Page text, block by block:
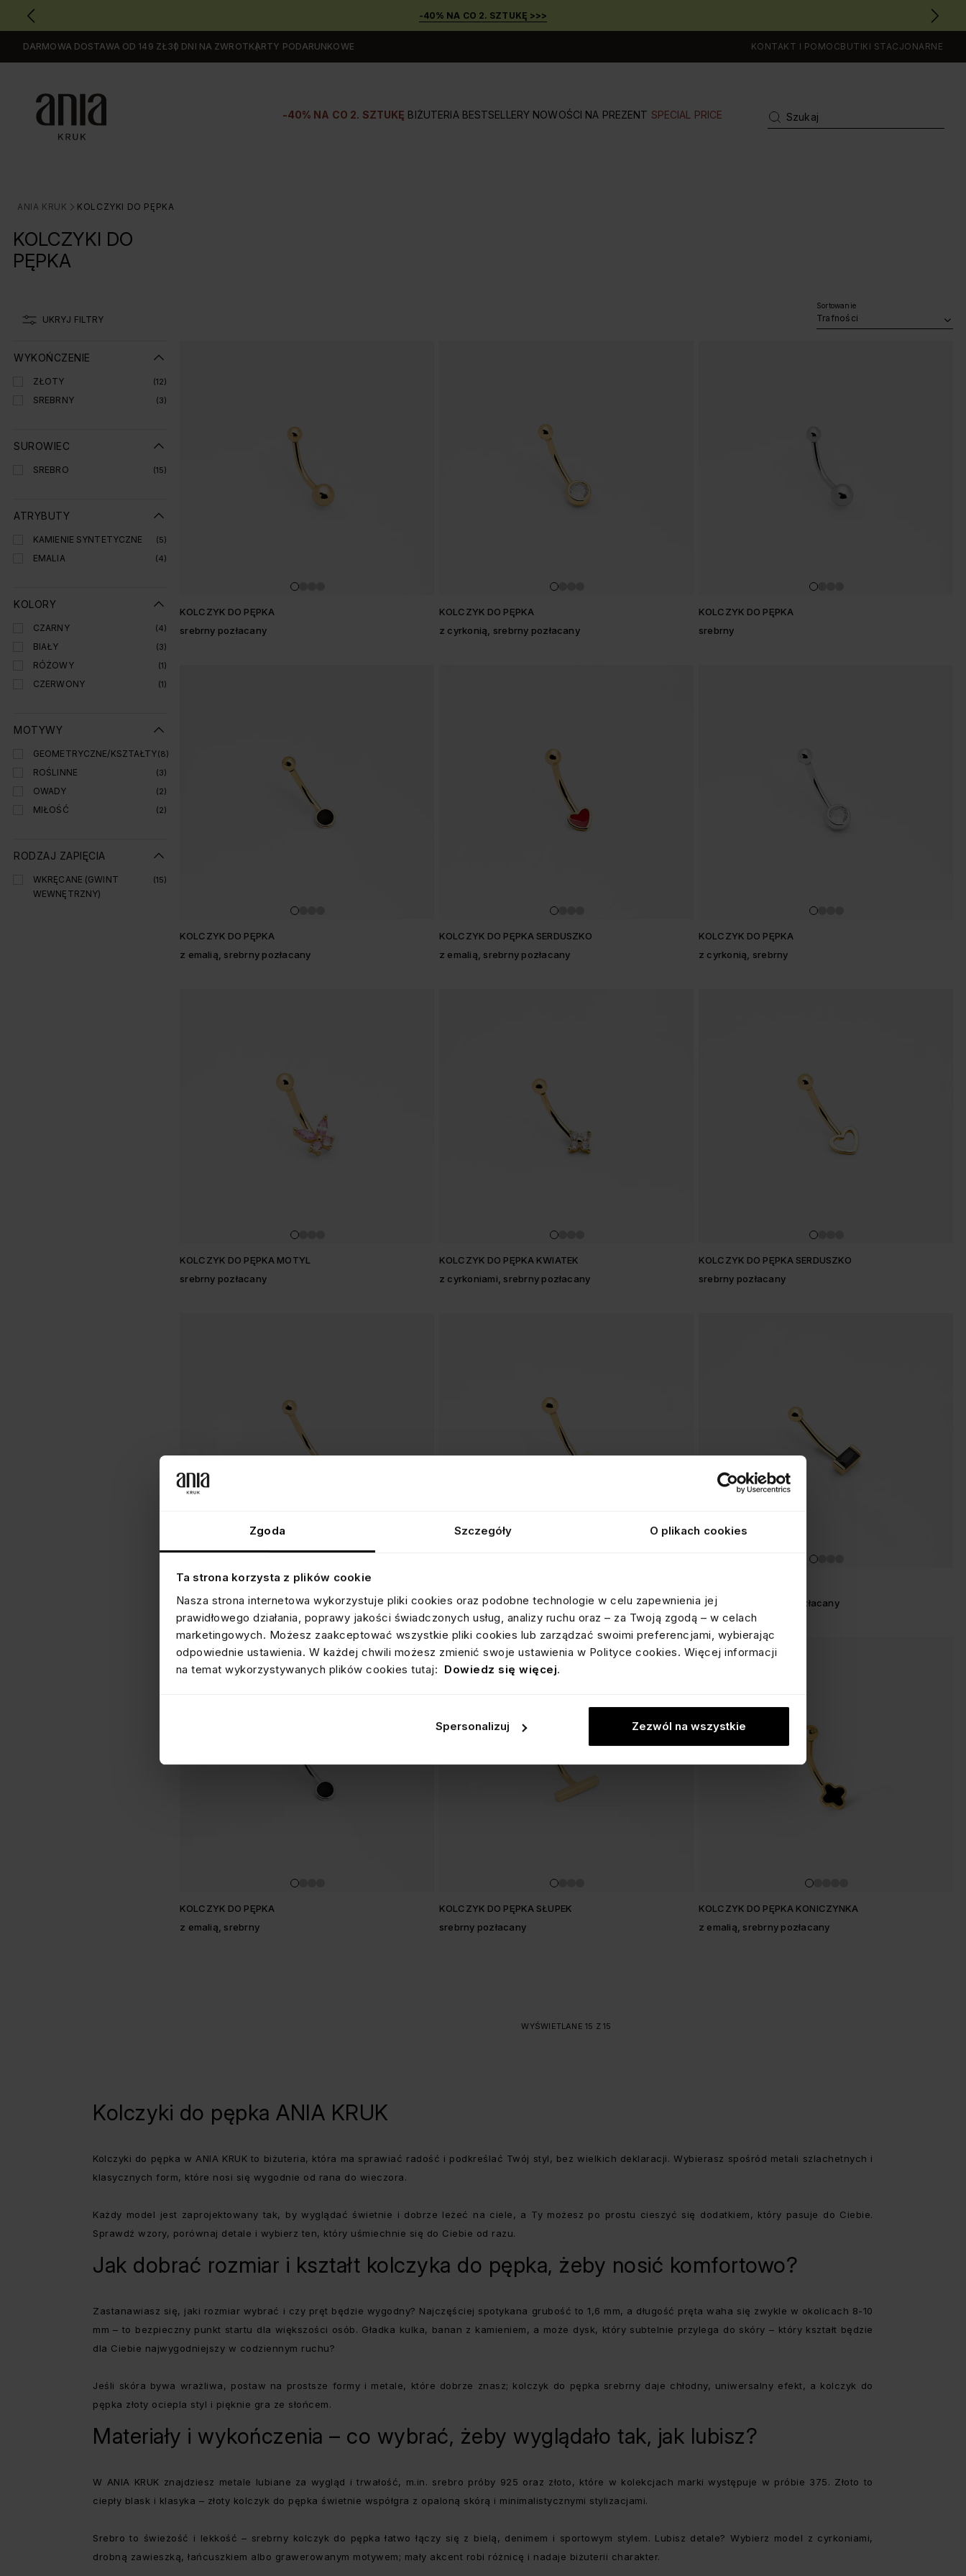
Zgoda Szczegóły O plikach cookies
Ta strona korzysta z plików cookie
Nasza strona internetowa wykorzystuje pliki cookies oraz podobne technologie w celu zapewnienia jej
prawidłowego działania, poprawy jakości świadczonych usług, analizy ruchu oraz – za Twoją zgodą – w celach
marketingowych. Możesz zaakceptować wszystkie pliki cookies lub zarządzać swoimi preferencjami, wybierając
odpowiednie ustawienia. W każdej chwili możesz zmienić swoje ustawienia w Polityce cookies. Więcej informacji
na temat wykorzystywanych plików cookies tutaj: Dowiedz się więcej.
Spersonalizuj Zezwól na wszystkie
GŁÓWNEJ
ZAWARTOŚCI
FILTRÓW
-40% NA CO 2. SZTUKĘ >>>
DARMOWA DOSTAWA OD 149 ZŁ30 DNI NA ZWROTKARTY PODARUNKOWE KONTAKT I POMOCBUTIKI STACJONARNE
-40% NA CO 2. SZTUKĘ BIŻUTERIA BESTSELLERY NOWOŚCI NA PREZENT SPECIAL PRICE
ANIA KRUK
>
KOLCZYKI DO PĘPKA
KOLCZYKI DO
PĘPKA
Sortowanie
Trafności
UKRYJ FILTRY
WYKOŃCZENIE
ZŁOTY (12)
SREBRNY (3)
SUROWIEC
SREBRO (15)
ATRYBUTY
KAMIENIE SYNTETYCZNE (5)
EMALIA (4)
KOLORY
CZARNY (4)
BIAŁY (3)
RÓŻOWY (1)
CZERWONY (1)
MOTYWY
GEOMETRYCZNE/KSZTAŁTY(8)
ROŚLINNE (3)
OWADY (2)
MIŁOŚĆ (2)
RODZAJ ZAPIĘCIA
WKRĘCANE (GWINT
WEWNĘTRZNY)
(15)
KOLCZYK DO PĘPKA
srebrny pozłacany
KOLCZYK DO PĘPKA
z cyrkonią, srebrny pozłacany
KOLCZYK DO PĘPKA
srebrny
KOLCZYK DO PĘPKA
z emalią, srebrny pozłacany
KOLCZYK DO PĘPKA SERDUSZKO
z emalią, srebrny pozłacany
KOLCZYK DO PĘPKA
z cyrkonią, srebrny
KOLCZYK DO PĘPKA MOTYL
srebrny pozłacany
KOLCZYK DO PĘPKA KWIATEK
z cyrkoniami, srebrny pozłacany
KOLCZYK DO PĘPKA SERDUSZKO
srebrny pozłacany
KOLCZYK DO PĘPKA KWIATEK
srebrny pozłacany
srebrny pozłacany
z cyrkonią, srebrny pozłacany
KOLCZYK DO PĘPKA
z emalią, srebrny
KOLCZYK DO PĘPKA SŁUPEK
srebrny pozłacany
KOLCZYK DO PĘPKA KONICZYNKA
z emalią, srebrny pozłacany
WYŚWIETLANE 15 Z 15
Kolczyki do pępka ANIA KRUK
Kolczyki do pępka w ANIA KRUK to biżuteria, która ma sprawiać radość i podkreślać Twój styl, bez wielkich deklaracji. Wybierasz spośród metali szlachetnych i
klasycznych form, które nosi się wygodnie od rana do wieczora.
Każdy model jest zaprojektowany tak, by wyglądać świetnie i dobrze leżeć na ciele, a Ty możesz po prostu cieszyć się dodatkiem, który pasuje do Ciebie.
Sprawdź wzory, porównaj detale i wybierz ten, który uśmiechnie się do Ciebie od razu.
Jak dobrać rozmiar i kształt kolczyka do pępka, żeby nosić komfortowo?
Zastanawiasz się, jaki rozmiar wybrać i czy pręt będzie wygodny? Najczęściej spotykana grubość to 1,6 mm, a długość pręta waha się zwykle w okolicach 8-10
mm – to bezpieczny punkt startu dla większości osób. Gładka kulka, banan z kamieniem, a może dysk, który subtelnie przylega do skóry – który kształt będzie
dla Ciebie najwygodniejszy w codziennym ruchu?
Jeśli skóra bywa wrażliwa, postaw na prostsze formy i metale, które dobrze znasz; kolczyk do pępka srebrny daje chłodny, uniwersalny efekt, a kolczyk do
pępka złoty ociepla styl i pięknie gra ze słońcem.
Materiały i wykończenia – co wybrać, żeby wyglądało tak, jak lubisz?
W ANIA KRUK znajdziesz metale lubiane za wygląd i trwałość, m.in. srebro próby 925 oraz złoto, które w kolekcjach marki występuje w próbie 375. Złoto to
ciepły blask i klasyka – złoty kolczyk do pępka świetnie współgra z opaloną skórą i minimalistycznymi stylizacjami.
Srebro to świeżość i lekkość – srebrny kolczyk do pępka łatwo łączy się z bielą, denimem i sportowym stylem. Lubisz detale? Wybierz model z cyrkoniami,
drobną zawieszką, łańcuszkiem albo grawerowanym motywem; mały akcent robi różnicę i nadaje biżuterii charakter.